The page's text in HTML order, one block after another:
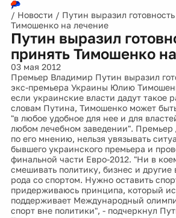
/ Новости / Путин выразил
Тимошенко на лечение
Путин выразил
принять Тимошенко
03 мая 2012
Премьер Владимир Путин выразил
экс-премьера Украины Юлию
если украинские власти дадут такое
словам Путина, Тимошенко может
"в любое удобное для нее и для
любом лечебном заведении". Премьер
по его мнению, нельзя увязывать
бывшего украинского премьера и
финальной части Евро-2012. "Ни в
смешивать политику, бизнес и другие
рода со спортом. Нужно оставить
придерживаюсь принципа, который
поддерживает Международный
спорт вне политики", - подчеркнул